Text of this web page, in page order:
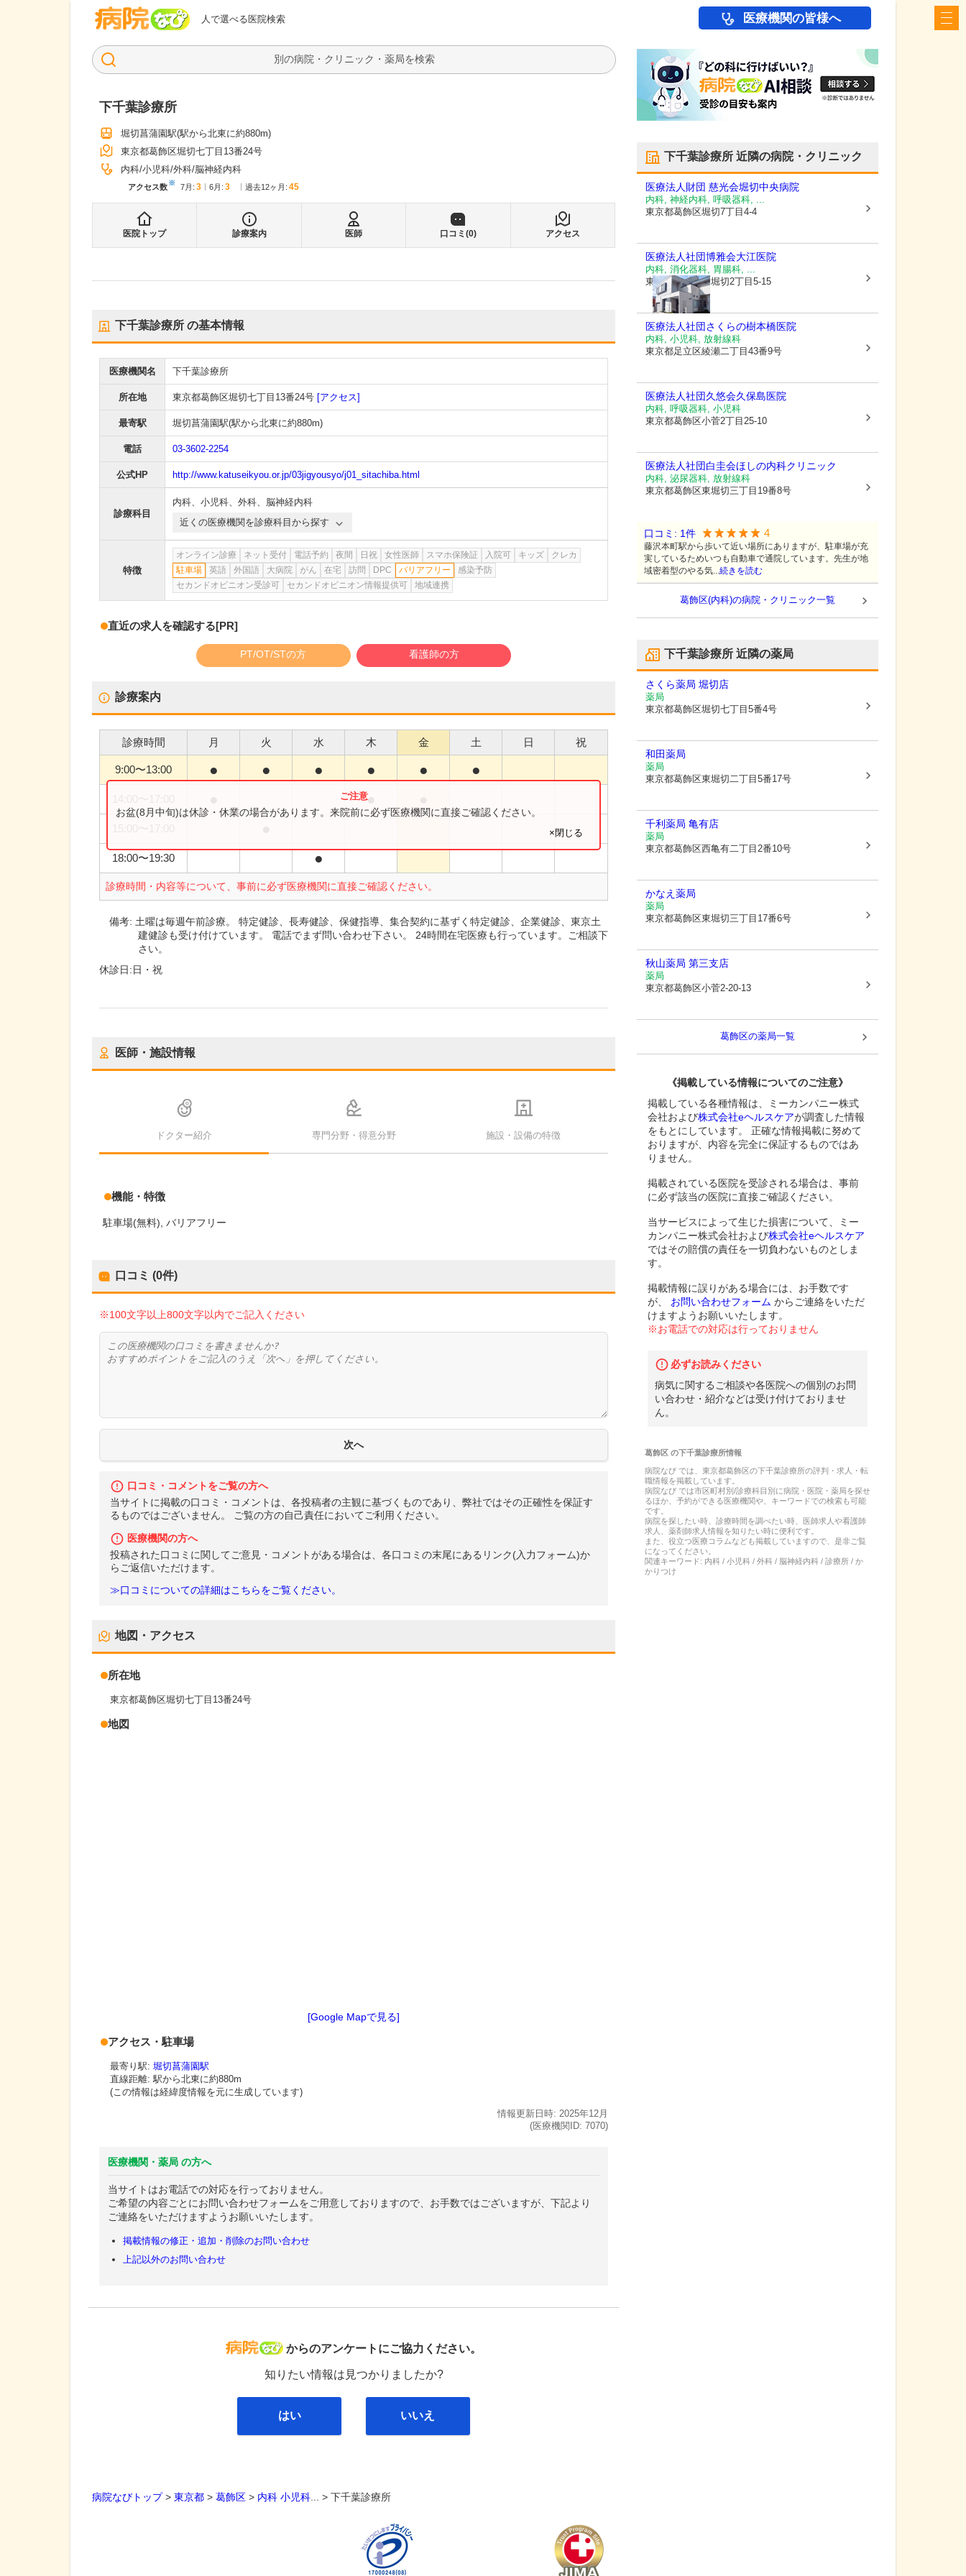
人で選べる医院検索
病院なび 医療機関の皆様へ
検索
下千葉診療所
堀切菖蒲園駅(駅から北東に約880m)
東京都葛飾区堀切七丁目13番24号
内科 小児科 外科 脳神経内科
アクセス数※ 7月 : 3 6月 : 3 過去12ヶ月: 45
医院トップ 診療案内 医師 口コミ(0) アクセス
下千葉診療所 の基本情報
医療機関名 下千葉診療所
所在地 東京都葛飾区堀切七丁目13番24号 [アクセス]
最寄駅 堀切菖蒲園駅(駅から北東に約880m)
電話 03-3602-2254
公式HP http://www.katuseikyou.or.jp/03jigyousyo/j01_sitachiba.html
診療科目
内科、 小児科、 外科、 脳神経内科
近くの医療機関を診療科目から探す
特徴
オンライン診療 ネット受付 電話予約 夜間 日祝 女性医師 スマホ保険証 入院可 キッズ
クレカ
駐車場
英語 外国語 大病院 がん 在宅 訪問 DPC バリアフリー
感染予防
セカンドオピニオン受診可
セカンドオピニオン情報提供可 地域連携
直近の求人を確認する[PR]
PT/OT/STの方 看護師の方
診療案内
診療時間 月 火 水 木 金 土 日 祝
9:00〜13:00 ● ● ● ● ● ●
●
18:00〜19:30 ●
診療時間・内容等について、事前に必ず医療機関に直接ご確認ください。
お盆(8月中旬)は休診・休業の場合があります。来院前に必ず医療機関に直接ご確認ください。
×閉じる
備考: 土曜は毎週午前診療。 特定健診、長寿健診、保健指導、集合契約に基ずく特定健診、企業健診、東京土
建健診も受け付けています。 電話でまず問い合わせ下さい。 24時間在宅医療も行っています。ご相談下
さい。
休診日:日・祝
医師・施設情報
ドクター紹介 専門分野・得意分野 施設・設備の特徴
機能・特徴
駐車場(無料) バリアフリー
口コミ (0件)
※100文字以上800文字以内でご記入ください
口コミ・コメントをご覧の方へ
当サイトに掲載の口コミ・コメントは、各投稿者の主観に基づくものであり、弊社ではその正確性を保証す
るものではございません。 ご覧の方の自己責任においてご利用ください。
医療機関の方へ
投稿された口コミに関してご意見・コメントがある場合は、各口コミの末尾にあるリンク(入力フォーム)か
らご返信いただけます。
≫口コミについての詳細はこちらをご覧ください。
地図・アクセス
所在地
東京都葛飾区堀切七丁目13番24号
地図
[Google Mapで見る]
アクセス・駐車場
最寄り駅: 堀切菖蒲園駅
直線距離: 駅から北東に約880m
(この情報は経緯度情報を元に生成しています)
情報更新日時: 2025年12月
(医療機関ID: 7070)
医療機関・薬局 の方へ
当サイトはお電話での対応を行っておりません。
ご希望の内容ごとにお問い合わせフォームをご用意しておりますので、お手数ではございますが、下記より
ご連絡をいただけますようお願いいたします。
掲載情報の修正・追加・削除のお問い合わせ
上記以外のお問い合わせ
病院なび
からのアンケートにご協力ください。
知りたい情報は見つかりましたか?
はい いいえ
下千葉診療所 近隣の病院・クリニック
医療法人財団 慈光会堀切中央病院
内科, 神経内科, 呼吸器科, ...
東京都葛飾区堀切7丁目4-4
医療法人社団博雅会大江医院
内科, 消化器科, 胃腸科, ...
東京都葛飾区東堀切2丁目5-15
医療法人社団さくらの樹本橋医院
内科, 小児科, 放射線科
東京都足立区綾瀬二丁目43番9号
医療法人社団久悠会久保島医院
内科, 呼吸器科, 小児科
東京都葛飾区小菅2丁目25-10
医療法人社団白圭会ほしの内科クリニック
内科, 泌尿器科, 放射線科
東京都葛飾区東堀切三丁目19番8号
口コミ: 1件 4
藤沢本町駅から歩いて近い場所にありますが、駐車場が充
実しているためいつも自動車で通院しています。先生が地
域密着型のやる気...続きを読む
葛飾区(内科)の病院・クリニック一覧
下千葉診療所 近隣の薬局
さくら薬局 堀切店
薬局
東京都葛飾区堀切七丁目5番4号
和田薬局
薬局
東京都葛飾区東堀切二丁目5番17号
千利薬局 亀有店
薬局
東京都葛飾区西亀有二丁目2番10号
かなえ薬局
薬局
東京都葛飾区東堀切三丁目17番6号
秋山薬局 第三支店
薬局
東京都葛飾区小菅2-20-13
葛飾区の薬局一覧
《掲載している情報についてのご注意》
掲載している各種情報は、ミーカンパニー株式
会社および株式会社eヘルスケアが調査した情報
をもとにしています。 正確な情報掲載に努めて
おりますが、内容を完全に保証するものではあ
りません。
掲載されている医院を受診される場合は、事前
に必ず該当の医院に直接ご確認ください。
当サービスによって生じた損害について、ミー
カンパニー株式会社および株式会社eヘルスケア
ではその賠償の責任を一切負わないものとしま
す。
掲載情報に誤りがある場合には、お手数です
が、
お問い合わせフォーム からご連絡をいただ
けますようお願いいたします。
※お電話での対応は行っておりません
必ずお読みください
病気に関するご相談や各医院への個別のお問
い合わせ・紹介などは受け付けておりませ
ん。
葛飾区の下千葉診療所情報
病院なび では、 東京都葛飾区の下千葉診療所の評判・求人・転
職情報を掲載しています。
病院なび では市区町村別/診療科目別に病院・医院・薬局を探せ
るほか、予約ができる医療機関や、キーワードでの検索も可能
です。
病院を探したい時、診療時間を調べたい時、医師求人や看護師
求人、薬剤師求人情報を知りたい時に便利です。
また、役立つ医療コラムなども掲載していますので、是非ご覧
になってください。
関連キーワード: 内科 / 小児科 / 外科 / 脳神経内科 / 診療所 / か
かりつけ
病院なびトップ> 東京都 > 葛飾区 > 内科 小児科 ... > 下千葉診療所